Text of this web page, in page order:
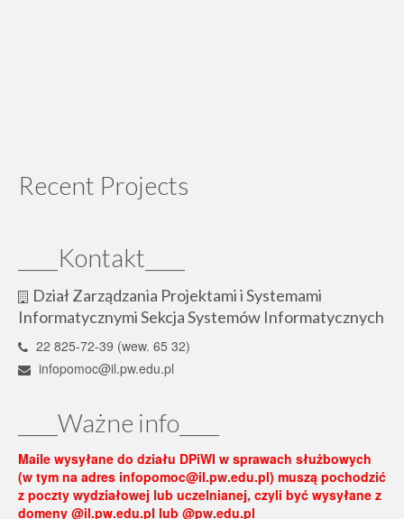
Recent Projects
____Kontakt____
Dział Zarządzania Projektami i Systemami
Informatycznymi Sekcja Systemów Informatycznych
22 825-72-39 (wew. 65 32)
infopomoc@il.pw.edu.pl
____Ważne info____
Maile wysyłane do działu DPiWI w sprawach służbowych
(w tym na adres infopomoc@il.pw.edu.pl) muszą pochodzić
z poczty wydziałowej lub uczelnianej, czyli być wysyłane z
domeny @il.pw.edu.pl lub @pw.edu.pl